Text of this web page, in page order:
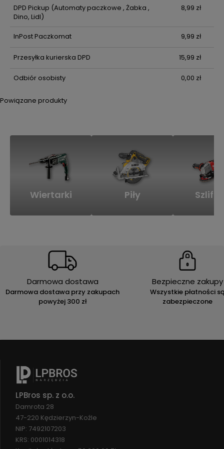
DPD Pickup (Automaty paczkowe , Żabka ,
Dino, Lidl)
8,99 zł
InPost Paczkomat 9,99 zł
Przesyłka kurierska DPD 15,99 zł
Odbiór osobisty 0,00 zł
Powiązane produkty
Wiertarki Piły
Darmowa dostawa
Darmowa dostawa przy zakupach
powyżej 300 zł
Bezpieczne zakupy
Wszystkie płatności
zabezpieczone
LPBros sp. z o.o.
Damrota 28
47-220 Kędzierzyn-Koźle
NIP: 7492107203
KRS: 0001014318